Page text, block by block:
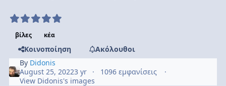
βίλες κέα
Κοινοποίηση
Ακόλουθοι
By Didonis
August 25, 20223 yr
1096 εμφανίσεις
View Didonis's images